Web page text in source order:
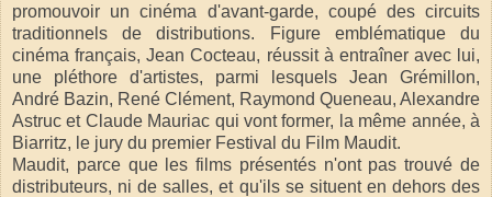
promouvoir un cinéma d'avant-garde, coupé des circuits
traditionnels de distributions. Figure emblématique du
cinéma français, Jean Cocteau, réussit à entraîner avec lui,
une pléthore d'artistes, parmi lesquels Jean Grémillon,
André Bazin, René Clément, Raymond Queneau, Alexandre
Astruc et Claude Mauriac qui vont former, la même année, à
Biarritz, le jury du premier Festival du Film Maudit.
Maudit, parce que les films présentés n'ont pas trouvé de
distributeurs, ni de salles, et qu'ils se situent en dehors des